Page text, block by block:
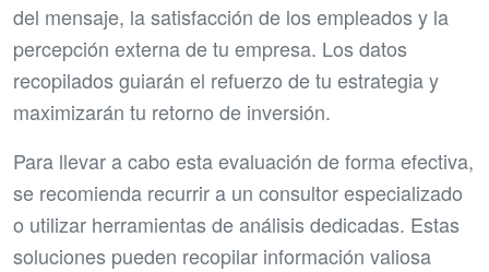
del mensaje, la satisfacción de los empleados y la
percepción externa de tu empresa. Los datos
recopilados guiarán el refuerzo de tu estrategia y
maximizarán tu retorno de inversión.
Para llevar a cabo esta evaluación de forma efectiva,
se recomienda recurrir a un consultor especializado
o utilizar herramientas de análisis dedicadas. Estas
soluciones pueden recopilar información valiosa